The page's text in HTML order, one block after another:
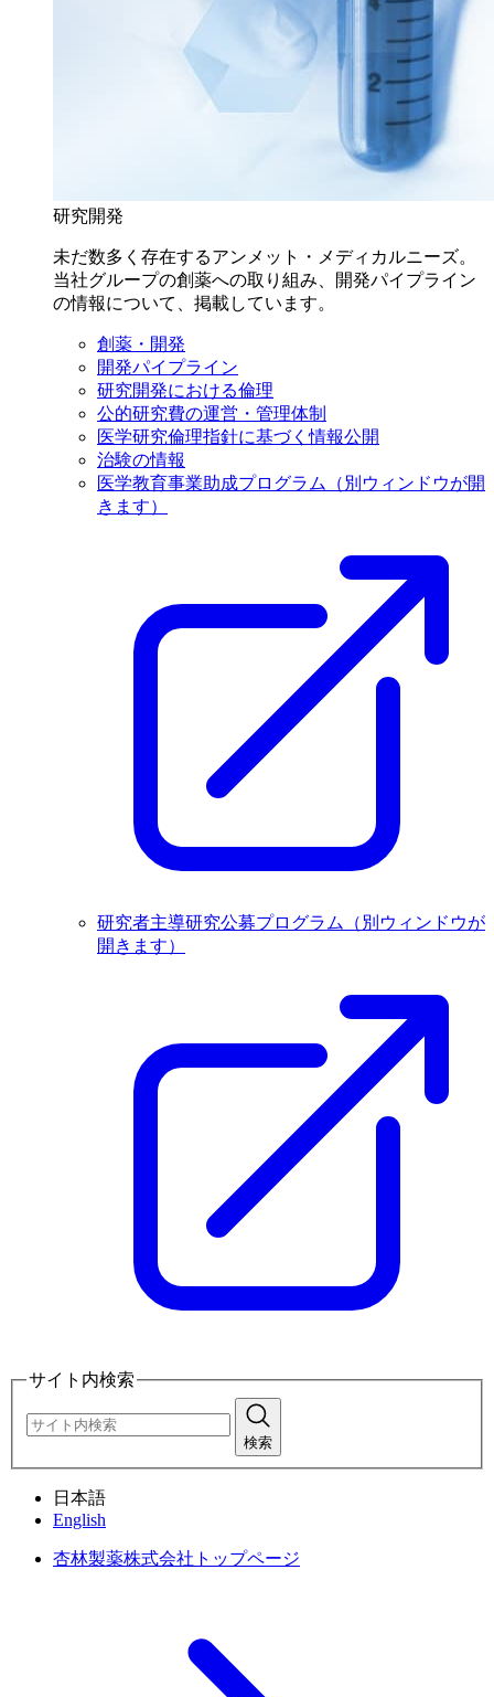
研究開発
未だ数多く存在するアンメット・メディカルニーズ。
当社グループの創薬への取り組み、開発パイプライン
の情報について、掲載しています。
創薬・開発
開発パイプライン
研究開発における倫理
公的研究費の運営・管理体制
医学研究倫理指針に基づく情報公開
治験の情報
医学教育事業助成プログラム
（別ウィンドウが開
きます）
研究者主導研究公募プログラム
（別ウィンドウが
開きます）
サイト内検索
検索
日本語
English
杏林製薬株式会社トップページ